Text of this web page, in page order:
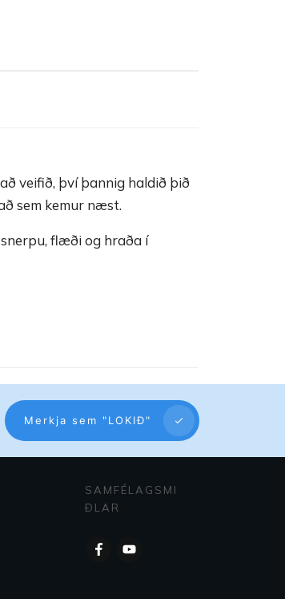
veifið, því þannig haldið þið
sem kemur næst.
flæði og hraða í
Merkja sem "LOKIÐ"
SAMFÉLAGSMI
ÐLAR